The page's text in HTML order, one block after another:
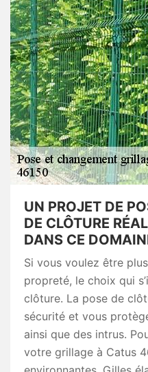
UN PROJET DE
DE CLÔTURE
DANS CE
Si vous voulez être
propreté, le choix qui
clôture. La pose de
sécurité et vous
ainsi que des intrus.
votre grillage à Catus